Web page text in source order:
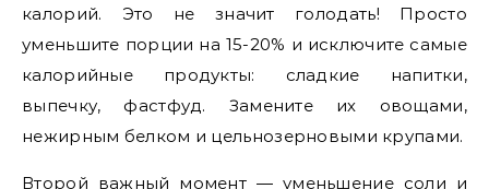
калорий. Это не значит голодать! Просто
уменьшите порции на 15-20% и исключите самые
калорийные продукты: сладкие напитки,
выпечку, фастфуд. Замените их овощами,
нежирным белком и цельнозерновыми крупами.
Второй важный момент — уменьшение соли и